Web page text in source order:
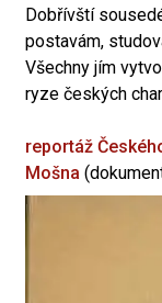
Dobřívští
postavám,
Všechny jím
ryze českých
reportáž
Mošna